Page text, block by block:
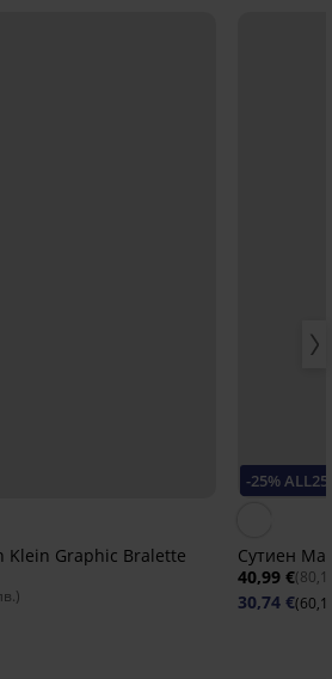
Klein Graphic Bralette
-25% ALL25
Сутиен
40,99 €
30,74 €